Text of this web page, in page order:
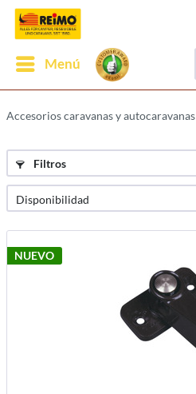
Menú
Accesorios caravanas y autocaravanas
Filtros
NUEVO